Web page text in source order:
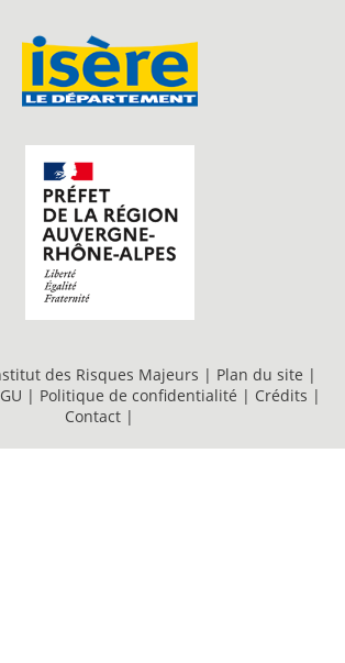
des Risques Majeurs | Plan du site |
| Politique de confidentialité | Crédits |
Contact |